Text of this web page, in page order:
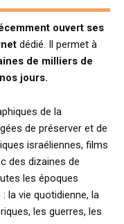
ouvert ses
dédié. Il permet à
de milliers de
jours.
de la
de préserver et de
israéliennes, films
des dizaines de
les époques
la vie quotidienne, la
les guerres, les